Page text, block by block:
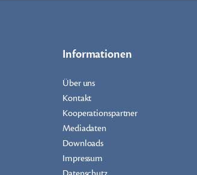
Informationen
Über uns
Kontakt
Kooperationspartner
Mediadaten
Downloads
Impressum